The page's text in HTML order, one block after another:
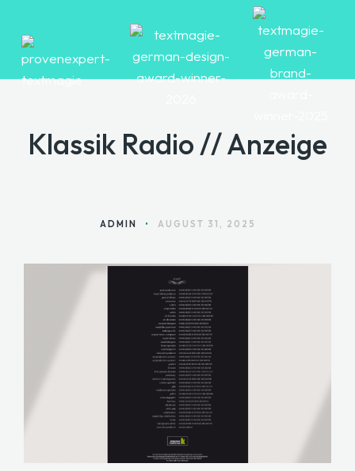
HOME
KONTAKT
Klassik Radio // Anzeige
ADMIN • AUGUST 31, 2025